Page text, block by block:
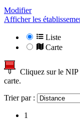
Modifier
Afficher les
Liste
Carte
Cliquez sur le NIP
carte.
Trier par :
1